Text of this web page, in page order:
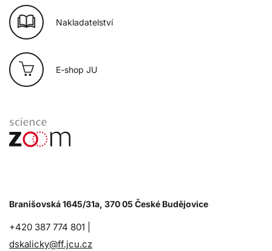
Nakladatelství
E-shop JU
Branišovská 1645/31a, 370 05 České Budějovice
+420 387 774 801 |
dskalicky@ff.jcu.cz